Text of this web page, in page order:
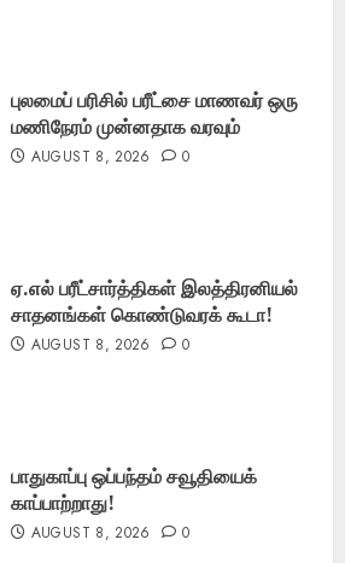
புலமைப் பரிசில் பரீட்சை மாணவர் ஒரு
மணிநேரம் முன்னதாக வரவும்
AUGUST 8, 2026 0
ஏ.எல் பரீட்சார்த்திகள் இலத்திரனியல்
சாதனங்கள் கொண்டுவரக் கூடா!
AUGUST 8, 2026 0
பாதுகாப்பு ஒப்பந்தம் சவூதியைக்
காப்பாற்றாது!
AUGUST 8, 2026 0